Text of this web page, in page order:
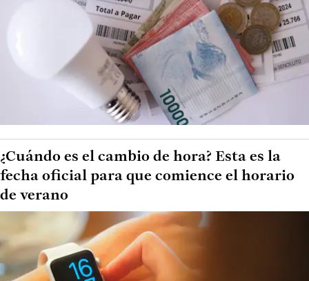
¿Cuándo es el cambio de hora? Esta es la
fecha oficial para que comience el horario
de verano